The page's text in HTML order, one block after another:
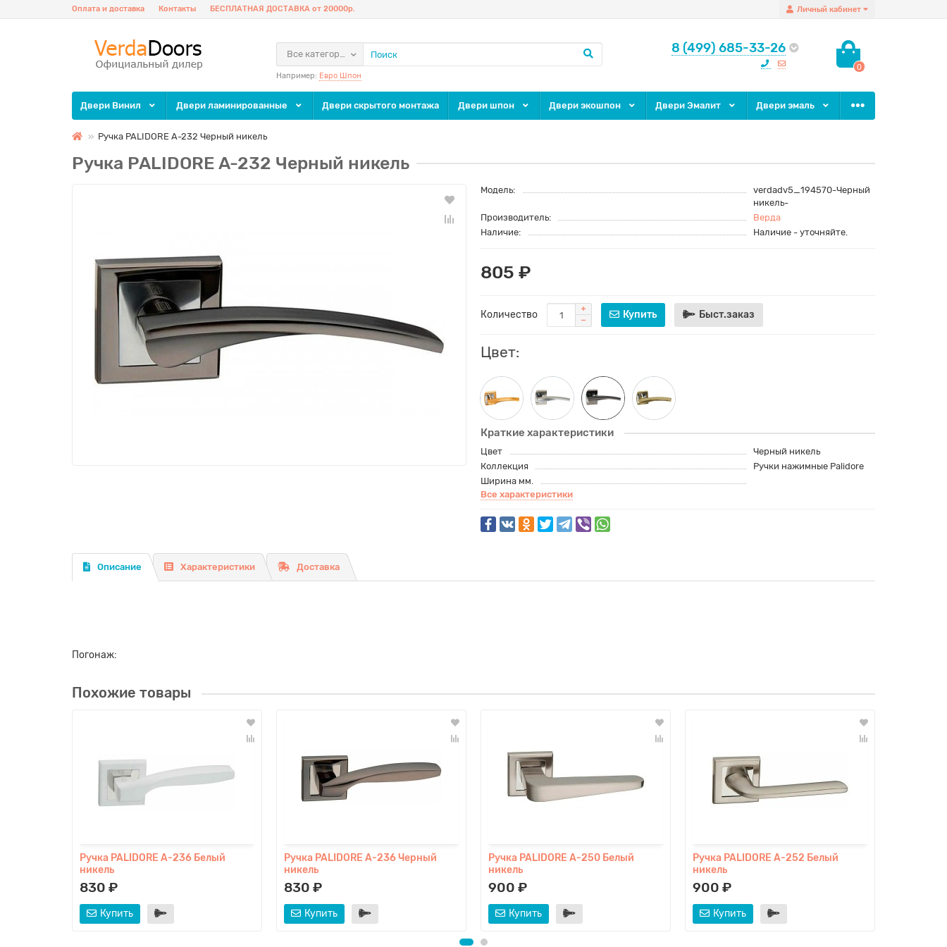
Личный кабинет
Оплата и доставка Контакты БЕСПЛАТНАЯ ДОСТАВКА от 20000р.
8 (499) 685-33-26
0
Все категории
Например: Евро Шпон
Двери Винил Двери ламинированные Двери скрытого монтажа Двери шпон Двери экошпон Двери Эмалит Двери эмаль
Ручка PALIDORE A-232 Черный никель
Ручка PALIDORE A-232 Черный никель
Модель:
verdadv5_194570-Черный
никель-
Производитель:
Верда
Наличие:
Наличие - уточняйте.
805 ₽
Количество Купить Быст.заказ
Цвет:
Краткие характеристики
Цвет
Черный никель
Коллекция
Ручки нажимные Palidore
Ширина мм.
Все характеристики
Описание Характеристики Доставка
Погонаж:
Похожие товары
Ручка PALIDORE A-236 Белый
никель
830 ₽
Купить
Ручка PALIDORE A-236 Черный
никель
830 ₽
Купить
Ручка PALIDORE A-250 Белый
никель
900 ₽
Купить
Ручка PALIDORE A-252 Белый
никель
900 ₽
Купить